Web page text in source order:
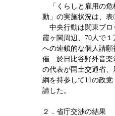
「くらしと雇用の危
動」の実施状況は、
中央行動は関東ブロ
霞ヶ関周辺、70人で
への連鎖的な個人請
催 於日比谷野外音楽
の代表が国土交通省
綱を持参して11の政
請した。
２．省庁交渉の結果